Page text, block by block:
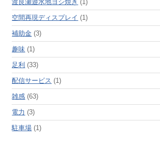
渡良瀬遊水地ヨシ焼き (1)
空間再現ディスプレイ (1)
補助金 (3)
趣味 (1)
足利 (33)
配信サービス (1)
雑感 (63)
電力 (3)
駐車場 (1)